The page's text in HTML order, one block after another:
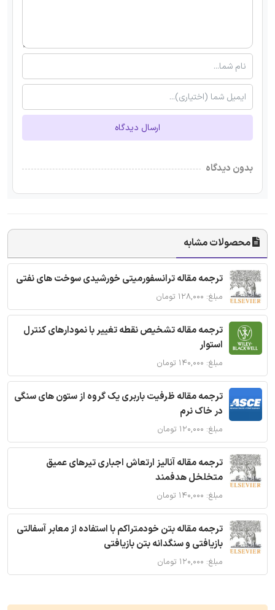
ارسال دیدگاه
بدون دیدگاه
محصولات مشابه
ترجمه مقاله ترانسفورمیتی خورشیدی سوخت های نفتی
مبلغ: ۱۲۸,۰۰۰ تومان
ترجمه مقاله تشخیص نقطه تغییر با نمودارهای کنترل
استوار
مبلغ: ۱۴۰,۰۰۰ تومان
ترجمه مقاله ظرفیت باربری یک گروه از ستون های سنگی
در خاک نرم
مبلغ: ۱۲۰,۰۰۰ تومان
ترجمه مقاله آنالیز ارتعاش اجباری تیرهای عمیق
متخلخل هدفمند
مبلغ: ۱۴۰,۰۰۰ تومان
ترجمه مقاله بتن خودمتراکم با استفاده از معابر آسفالتی
بازیافتی و سنگدانه بتن بازیافتی
مبلغ: ۱۲۰,۰۰۰ تومان